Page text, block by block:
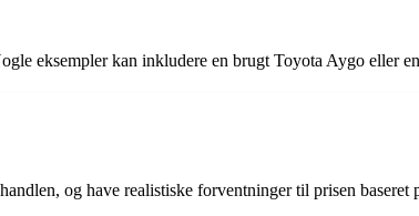
eksempler kan inkludere en brugt Toyota Aygo eller
og have realistiske forventninger til prisen baseret